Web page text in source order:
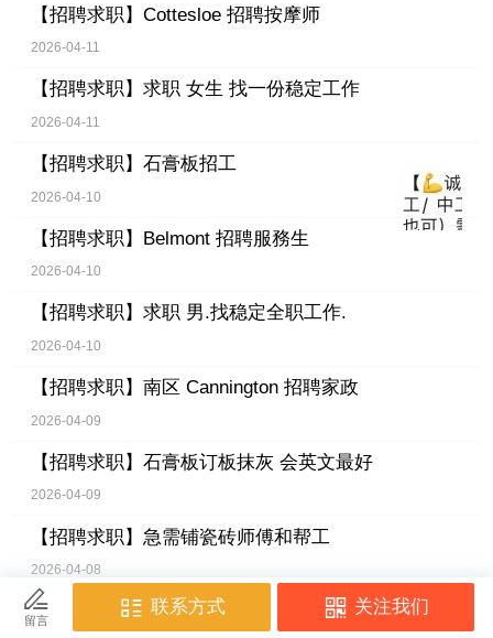
【招聘求职】 Cottesloe 招聘按摩师
2026-04-11
【招聘求职】 求职 女生 找一份稳定工作
2026-04-11
【招聘求职】 石膏板招工
2026-04-10
【招聘求职】 Belmont 招聘服務生
2026-04-10
【招聘求职】 求职 男.找稳定全职工作.
2026-04-10
【招聘求职】 南区 Cannington 招聘家政
2026-04-09
【招聘求职】 石膏板订板抹灰 会英文最好
2026-04-09
【招聘求职】 急需铺瓷砖师傅和帮工
2026-04-08
【招聘求职】